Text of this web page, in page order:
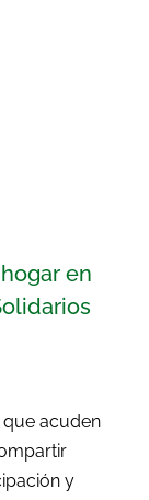
en
que acuden
y